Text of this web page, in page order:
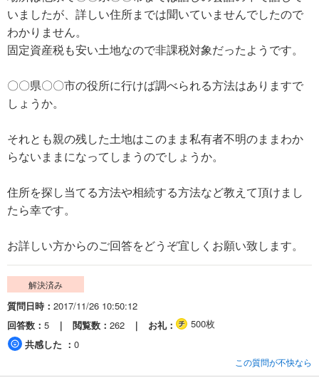
いましたが、詳しい住所までは聞いていませんでしたので
わかりません。
固定資産税も安い土地なので非課税対象だったようです。
〇〇県〇〇市の役所に行けば調べられる方法はありますで
しょうか。
それとも親の残した土地はこのまま私有者不明のままわか
らないままになってしまうのでしょうか。
住所を探し当てる方法や相続する方法など教えて頂けまし
たら幸です。
お詳しい方からのご回答をどうぞ宜しくお願い致します。
解決済み
質問日時
2017/11/26 10:50:12
回答数
5 閲覧数 262 お礼
500枚
共感した
0
この質問が不快なら